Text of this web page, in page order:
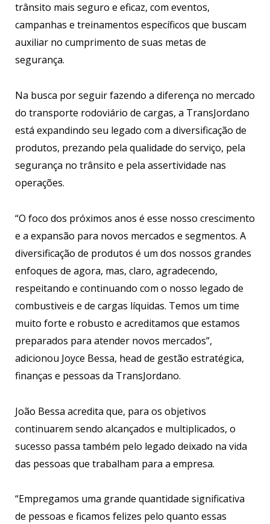
trânsito mais seguro e eficaz, com eventos,
campanhas e treinamentos específicos que buscam
auxiliar no cumprimento de suas metas de
segurança.
Na busca por seguir fazendo a diferença no mercado
do transporte rodoviário de cargas, a TransJordano
está expandindo seu legado com a diversificação de
produtos, prezando pela qualidade do serviço, pela
segurança no trânsito e pela assertividade nas
operações.
“O foco dos próximos anos é esse nosso crescimento
e a expansão para novos mercados e segmentos. A
diversificação de produtos é um dos nossos grandes
enfoques de agora, mas, claro, agradecendo,
respeitando e continuando com o nosso legado de
combustiveis e de cargas líquidas. Temos um time
muito forte e robusto e acreditamos que estamos
preparados para atender novos mercados”,
adicionou Joyce Bessa, head de gestão estratégica,
finanças e pessoas da TransJordano.
João Bessa acredita que, para os objetivos
continuarem sendo alcançados e multiplicados, o
sucesso passa também pelo legado deixado na vida
das pessoas que trabalham para a empresa.
“Empregamos uma grande quantidade significativa
de pessoas e ficamos felizes pelo quanto essas